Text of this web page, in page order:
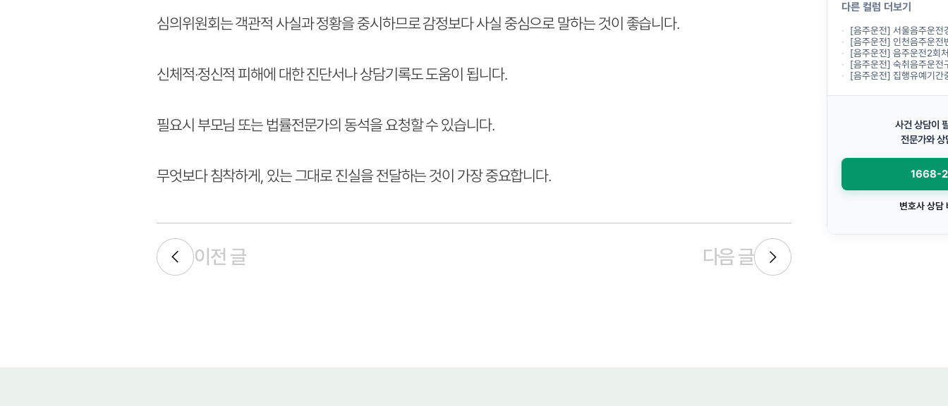
심의위원회는 객관적 사실과 정황을 중시하므로 감정보다 사실 중심으로 말하는 것이 좋습니다.
신체적·정신적 피해에 대한 진단서나 상담기록도 도움이 됩니다.
필요시 부모님 또는 법률전문가의 동석을 요청할 수 있습니다.
무엇보다 침착하게, 있는 그대로 진실을 전달하는 것이 가장 중요합니다.
이전 글 다음 글
다른 컬럼 더보기
[음주운전] 서울음주운전경찰조사, 경찰에서 출석하
[음주운전] 인천음주운전변호사상담, 경찰
[음주운전] 음주운전2회처벌 기준, 두
[음주운전] 숙취음주운전구제, 전날 술을 마시고
[음주운전] 집행유예기간중 음주운전, 다
사건 상담이
전문가와 상
1668-
변호사 상담